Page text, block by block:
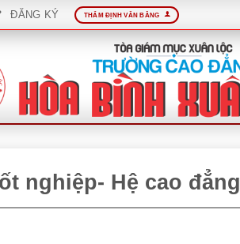
ĐĂNG KÝ THẨM ĐỊNH VĂN BẰNG
nghiệp- Hệ cao đẳng